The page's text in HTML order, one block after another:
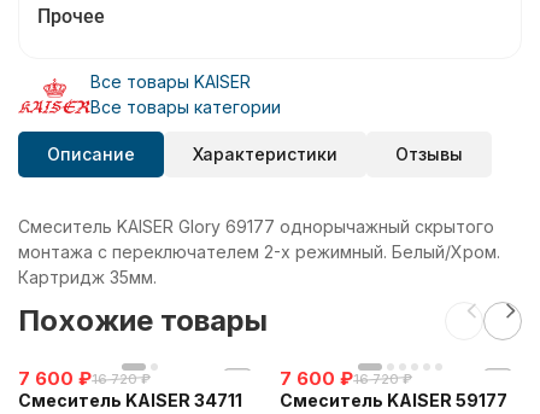
Прочее
Все товары KAISER
Все товары категории
Описание Характеристики Отзывы
Смеситель KAISER Glory 69177 однорычажный скрытого
монтажа с переключателем 2-х режимный. Белый/Хром.
Картридж 35мм.
Похожие товары
7 600 ₽16 720 ₽
Смеситель KAISER 34711
7 600 ₽16 720 ₽
Смеситель KAISER 59177